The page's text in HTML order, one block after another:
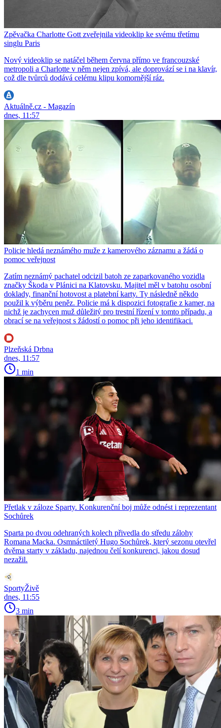
Zpěvačka Charlotte Gott zveřejnila videoklip ke svému třetímu
singlu Paris
Nový videoklip se natáčel během června přímo ve francouzské
metropoli a Charlotte v něm nejen zpívá, ale doprovází se i na klavír,
což dle tvůrců dodává celému klipu komornější ráz.
Aktuálně.cz - Magazín
dnes, 11:57
Policie hledá neznámého muže z kamerového záznamu a žádá o
pomoc veřejnost
Zatím neznámý pachatel odcizil batoh ze zaparkovaného vozidla
značky Škoda v Plánici na Klatovsku. Majitel měl v batohu osobní
doklady, finanční hotovost a platební karty. Ty následně někdo
použil k výběru peněz. Policie má k dispozici fotografie z kamer, na
nichž je zachycen muž důležitý pro trestní řízení v tomto případu, a
obrací se na veřejnost s žádostí o pomoc při jeho identifikaci.
Plzeňská Drbna
dnes, 11:57
1 min
Přetlak v záloze Sparty. Konkurenční boj může odnést i reprezentant
Sochůrek
Sparta po dvou odehraných kolech přivedla do středu zálohy
Romana Macka. Osmnáctiletý Hugo Sochůrek, který sezonu otevřel
dvěma starty v základu, najednou čelí konkurenci, jakou dosud
nezažil.
SportyŽivě
dnes, 11:55
3 min